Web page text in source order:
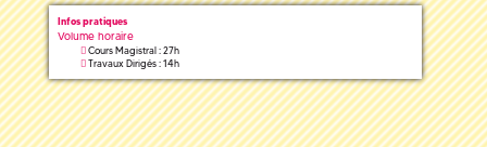
Infos pratiques
Volume horaire
Cours Magistral : 27h
Travaux Dirigés : 14h